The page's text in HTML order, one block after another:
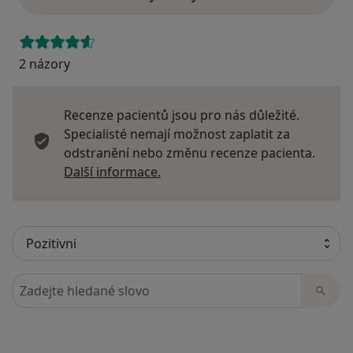
2 názory
Recenze pacientů jsou pro nás důležité.
Specialisté nemají možnost zaplatit za
odstranění nebo změnu recenze pacienta.
Další informace.
Hledejte v názorech